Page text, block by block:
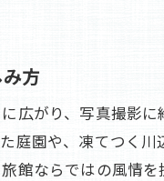
旅館での滞在をより
旅館での時間を
方
広がり、写真撮影
庭園や、凍てつく
館ならではの風情